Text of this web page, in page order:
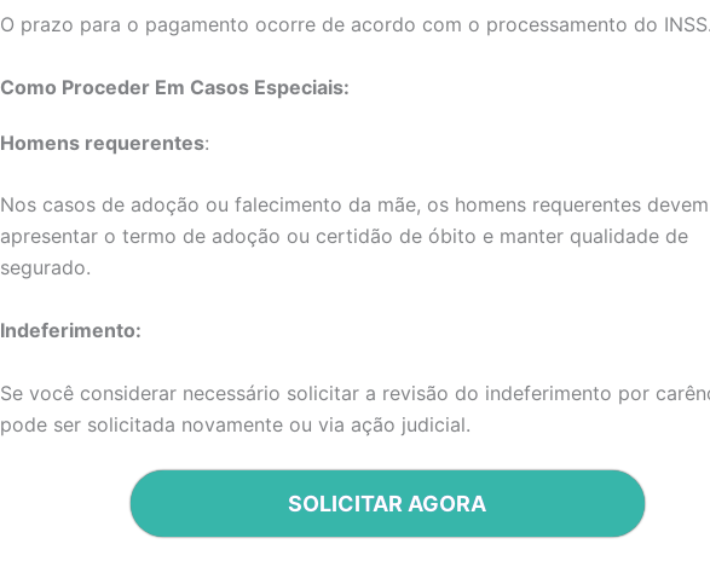
O prazo para o pagamento ocorre de acordo com o processamento do INSS.
Como Proceder Em Casos Especiais:
Homens requerentes:
Nos casos de adoção ou falecimento da mãe, os homens requerentes devem
apresentar o termo de adoção ou certidão de óbito e manter qualidade de
segurado.
Indeferimento:
Se você considerar necessário solicitar a revisão do indeferimento por
pode ser solicitada novamente ou via ação judicial.
SOLICITAR AGORA